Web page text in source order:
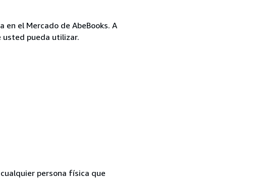
el Mercado de AbeBooks. A
usted pueda utilizar.
persona física que